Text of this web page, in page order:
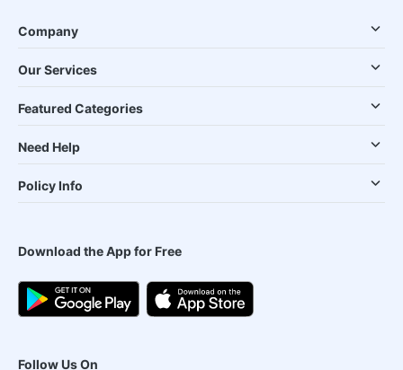
Company
Our Services
Featured Categories
Need Help
Policy Info
Download the App for Free
Follow Us On